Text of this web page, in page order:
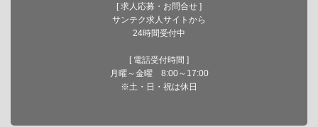
[ 求人応募・お問合せ ]
サンテク求人サイトから
24時間受付中
[ 電話受付時間 ]
月曜～金曜 8:00～17:00
※土・日・祝は休日